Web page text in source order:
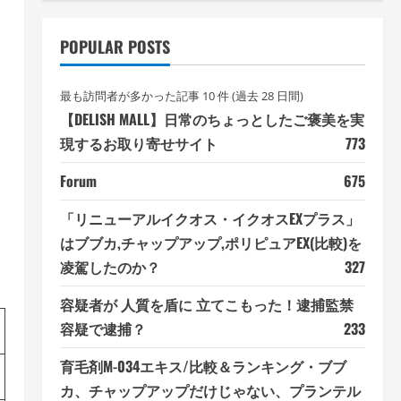
POPULAR POSTS
最も訪問者が多かった記事 10 件 (過去 28 日間)
【DELISH MALL】日常のちょっとしたご褒美を実
現するお取り寄せサイト
773
Forum
675
「リニューアルイクオス・イクオスEXプラス」
はブブカ,チャップアップ,ポリピュアEX(比較)を
凌駕したのか？
327
容疑者が 人質を盾に 立てこもった！逮捕監禁
容疑で逮捕？
233
育毛剤M-034エキス/比較＆ランキング・ブブ
カ、チャップアップだけじゃない、プランテル